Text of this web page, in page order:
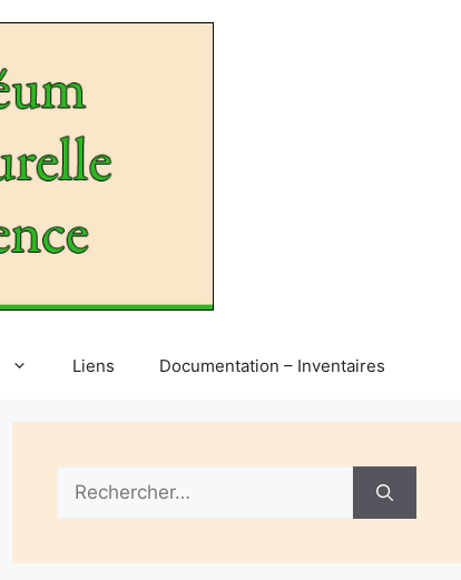
Liens Documentation – Inventaires
Rechercher :